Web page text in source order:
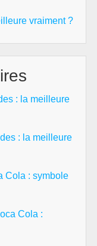
vraiment ?
: la meilleure
: la meilleure
Cola : symbole
Cola :